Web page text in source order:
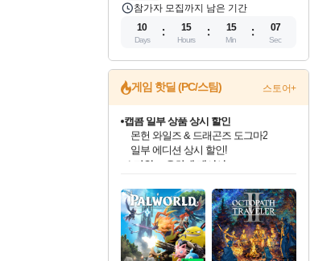
참가자 모집까지 남은 기간
10
Days
15
Hours
15
Min
06
Sec
게임 핫딜 (PC/스팀) 스토어+
최대 90% 할인가를 만나보세요!
네이버혜택과 함께 만나보세요!
50%할인&추가 적립까지!
네이버 포인트 혜택까지!
이니&베니 혜택까지!
네이버 혜택가와 함께 예약하세요!
할인&네이버혜택으로 만나보세요!
네이버페이 혜택과 만나보세요!
40주년 프로모션으로 만나보세요!
할인가에 만나보세요!
일부 에디션 상시 할인!
스타워즈 은하계 레이서
인벤게임즈에서 10% 추가 적립
혜택으로 예약 판매 중
편안하게 충전하세요